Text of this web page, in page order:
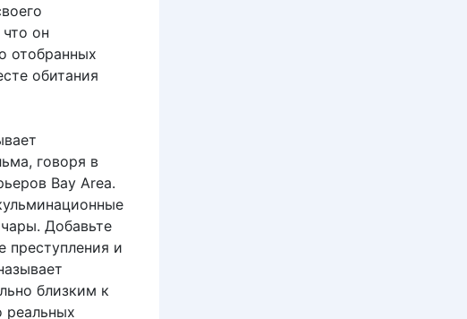
он
отобранных
обитания
говоря в
Bay Area.
Добавьте
преступления и
близким к
реальных